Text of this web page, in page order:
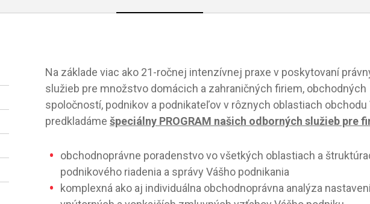
Na základe viac ako 21-ročnej intenzívnej praxe v poskytovaní
služieb pre množstvo domácich a zahraničných firiem, obchodných
spoločností, podnikov a podnikateľov v rôznych oblastiach obchodu
predkladáme špeciálny PROGRAM našich odborných služieb pre
obchodnoprávne poradenstvo vo všetkých oblastiach a
podnikového riadenia a správy Vášho podnikania
komplexná ako aj individuálna obchodnoprávna analýza